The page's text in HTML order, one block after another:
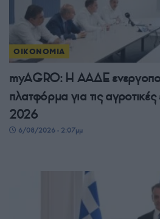
ΟΙΚΟΝΟΜΙΑ
myAGRO: Η ΑΑΔΕ
πλατφόρμα για τις αγροτικές
2026
6/08/2026 - 2:07μμ